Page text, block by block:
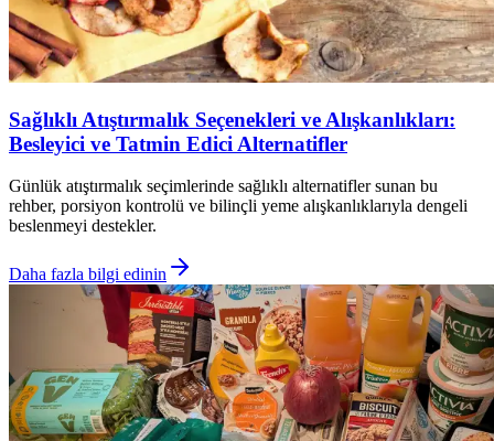
Sağlıklı Atıştırmalık Seçenekleri ve Alışkanlıkları:
Besleyici ve Tatmin Edici Alternatifler
Günlük atıştırmalık seçimlerinde sağlıklı alternatifler sunan bu
rehber, porsiyon kontrolü ve bilinçli yeme alışkanlıklarıyla dengeli
beslenmeyi destekler.
Daha fazla bilgi edinin